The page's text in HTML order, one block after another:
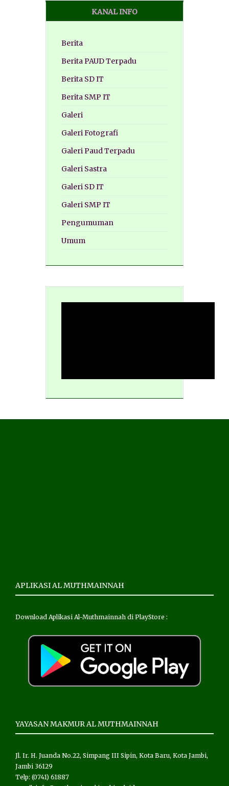
KANAL INFO
Berita
Berita PAUD Terpadu
Berita SD IT
Berita SMP IT
Galeri
Galeri Fotografi
Galeri Paud Terpadu
Galeri Sastra
Galeri SD IT
Galeri SMP IT
Pengumuman
Umum
APLIKASI AL MUTHMAINNAH
Download Aplikasi Al-Muthmainnah di PlayStore :
YAYASAN MAKMUR AL MUTHMAINNAH
Jl. Ir. H. Juanda No.22, Simpang III Sipin, Kota Baru, Kota Jambi,
Jambi 36129
Telp: (0741) 61887